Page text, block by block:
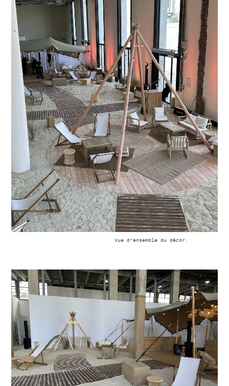
Vue d’ensemble du décor.